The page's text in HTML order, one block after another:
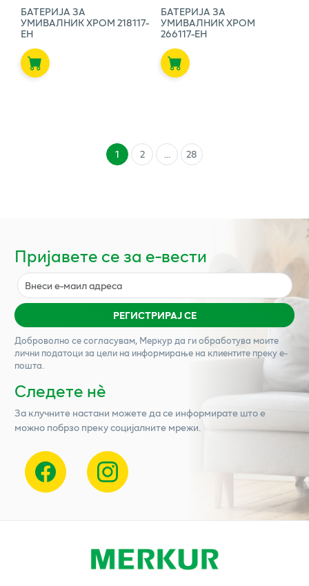
БАТЕРИЈА ЗА
УМИВАЛНИК ХРОМ 218117-
ЕН
БАТЕРИЈА ЗА
УМИВАЛНИК ХРОМ
266117-ЕН
1 2 ... 28
Пријавете се за е-вести
РЕГИСТРИРАЈ СЕ
Доброволно се согласувам, Меркурда ги обработува моите
лични податоци за цели на информирање на клиентите преку е-
пошта.
Следете нѐ
За клучните настани можете да се информирате што е
можно побрзо преку социјалните мрежи.